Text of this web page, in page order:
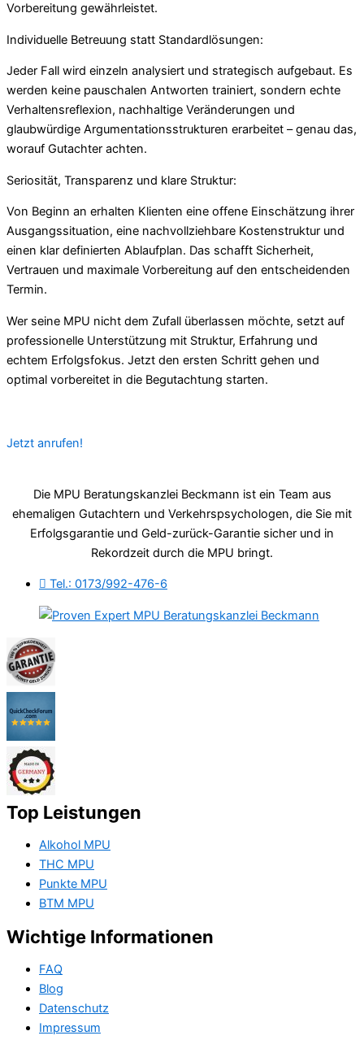
Vorbereitung gewährleistet.
Individuelle Betreuung statt Standardlösungen:
Jeder Fall wird einzeln analysiert und strategisch aufgebaut. Es
werden keine pauschalen Antworten trainiert, sondern echte
Verhaltensreflexion, nachhaltige Veränderungen und
glaubwürdige Argumentationsstrukturen erarbeitet – genau das,
worauf Gutachter achten.
Seriosität, Transparenz und klare Struktur:
Von Beginn an erhalten Klienten eine offene Einschätzung ihrer
Ausgangssituation, eine nachvollziehbare Kostenstruktur und
einen klar definierten Ablaufplan. Das schafft Sicherheit,
Vertrauen und maximale Vorbereitung auf den entscheidenden
Termin.
Wer seine MPU nicht dem Zufall überlassen möchte, setzt auf
professionelle Unterstützung mit Struktur, Erfahrung und
echtem Erfolgsfokus. Jetzt den ersten Schritt gehen und
optimal vorbereitet in die Begutachtung starten.
Jetzt anrufen!
Die MPU Beratungskanzlei Beckmann ist ein Team aus
ehemaligen Gutachtern und Verkehrspsychologen, die Sie mit
Erfolgsgarantie und Geld-zurück-Garantie sicher und in
Rekordzeit durch die MPU bringt.
Tel.: 0173/992-476-6
Top Leistungen
Alkohol MPU
THC MPU
Punkte MPU
BTM MPU
Wichtige Informationen
FAQ
Blog
Datenschutz
Impressum